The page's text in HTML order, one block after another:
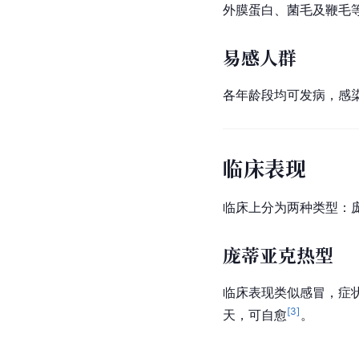
外膜蛋白、菌毛及鞭毛
易感人群
各年龄段均可发病，感
临床表现
临床上分为两种类型：
庞蒂亚克热型
临床表现类似感冒，症
天，可自愈[3] 。